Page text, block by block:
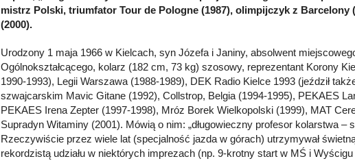
mistrz Polski, triumfator Tour de Pologne (1987), olimpijczyk z Barcelony
(2000).
Urodzony 1 maja 1966 w Kielcach, syn Józefa i Janiny, absolwent
Ogólnokształcącego, kolarz (182 cm, 73 kg) szosowy, reprezentant Korony
1990-1993), Legii Warszawa (1988-1989), DEK Radio Kielce 1993 (jeździł
szwajcarskim Mavic Gitane (1992), Collstrop, Belgia (1994-1995), PEKAES
PEKAES Irena Zepter (1997-1998), Mróz Borek Wielkopolski (1999), MAT
Supradyn Witaminy (2001). Mówią o nim: „długowieczny profesor kolarstwa –
Rzeczywiście przez wiele lat (specjalność jazda w górach) utrzymywał
rekordzistą udziału w niektórych imprezach (np. 9-krotny start w MŚ i